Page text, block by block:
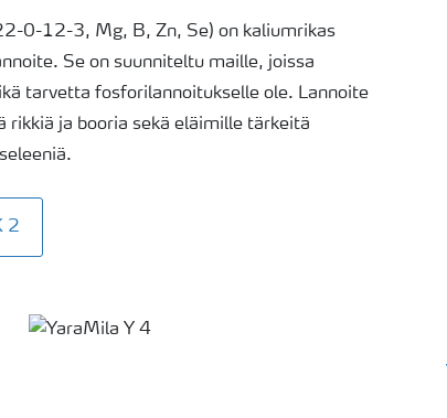
0-12-3, Mg, B, Zn, Se) on kaliumrikas
Se on suunniteltu maille, joissa
tarvetta fosforilannoitukselle ole. Lannoite
rikkiä ja booria sekä eläimille tärkeitä
2